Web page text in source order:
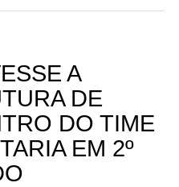
A
DE
DO TIME
EM 2º